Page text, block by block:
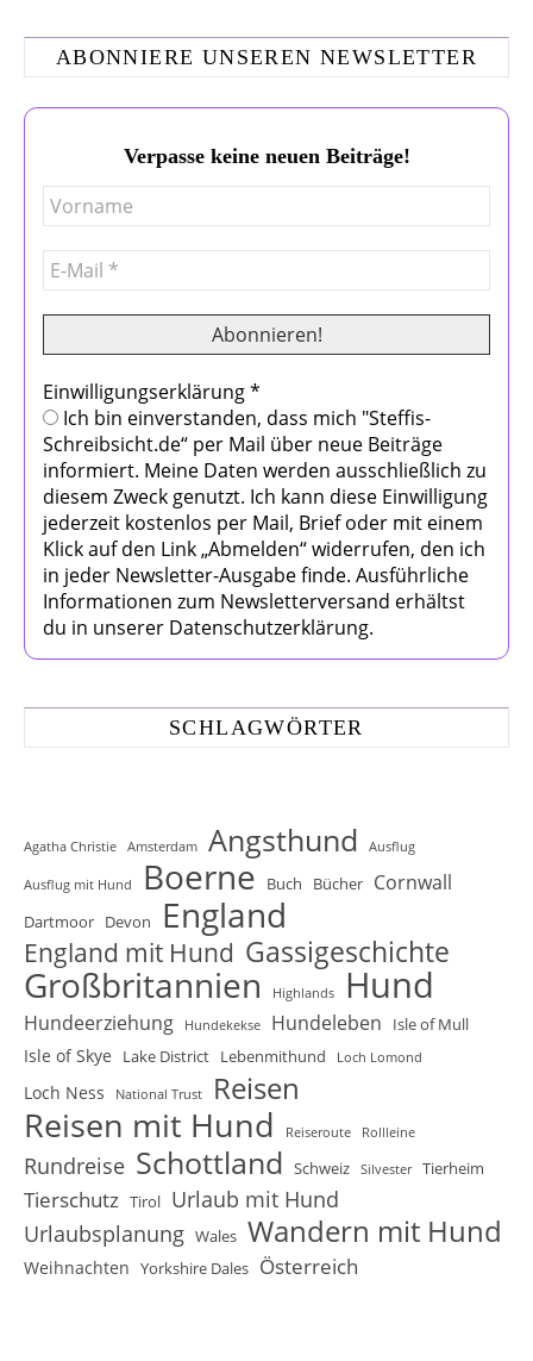
ABONNIERE UNSEREN NEWSLETTER
Verpasse keine neuen Beiträge!
Einwilligungserklärung*
Ich bin einverstanden, dass mich "Steffis-
Schreibsicht.de“ per Mail über neue Beiträge
informiert. Meine Daten werden ausschließlich zu
diesem Zweck genutzt. Ich kann diese Einwilligung
jederzeit kostenlos per Mail, Brief oder mit einem
Klick auf den Link „Abmelden“ widerrufen, den ich
in jeder Newsletter-Ausgabe finde. Ausführliche
Informationen zum Newsletterversand erhältst
du in unserer Datenschutzerklärung.
SCHLAGWÖRTER
Agatha Christie Amsterdam Angsthund Ausflug
Ausflug mit Hund Boerne Buch Bücher Cornwall
Dartmoor Devon England
England mit Hund Gassigeschichte
Großbritannien Highlands Hund
Hundeerziehung Hundekekse Hundeleben Isle of Mull
Isle of Skye Lake District Lebenmithund Loch Lomond
Loch Ness National Trust Reisen
Reisen mit Hund Reiseroute Rollleine
Rundreise Schottland Schweiz Silvester Tierheim
Tierschutz Tirol Urlaub mit Hund
Urlaubsplanung Wales Wandern mit Hund
Weihnachten Yorkshire Dales Österreich